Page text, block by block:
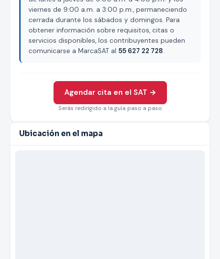
viernes de 9:00 a.m. a 3:00 p.m., permaneciendo
cerrada durante los sábados y domingos. Para
obtener información sobre requisitos, citas o
servicios disponibles, los contribuyentes pueden
comunicarse a MarcaSAT al 55 627 22 728.
Agendar cita en el SAT →
Serás redirigido a la guía paso a paso
Ubicación en el mapa